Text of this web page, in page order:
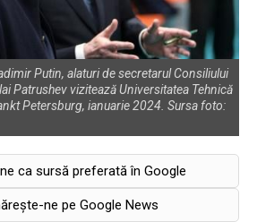
Putin, alaturi de secretarul Consiliului
Patrushev vizitează Universitatea Tehnică
Petersburg, ianuarie 2024. Sursa foto:
ca sursă preferată în Google
ne pe Google News